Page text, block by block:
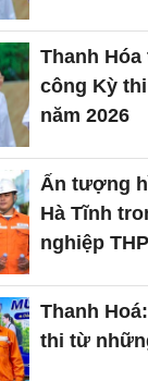
Thanh
công Kỳ
năm 2026
Ấn tượng
Hà Tĩnh
nghiệp
Thanh
thi từ